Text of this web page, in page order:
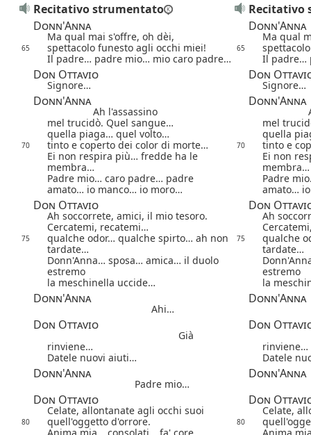
Recitativo strumentato
Recitativo
Donn'Anna
Donn'Anna
Ma qual mai s'offre, oh dèi, Ma qual
65 spettacolo funesto agli occhi miei! 65
Il padre… padre mio… mio caro padre…
Il padre…
Don Ottavio Don
Signore… Signore…
Donn'Anna Donn'Anna
Ah l'assassino
mel trucidò. Quel sangue…
mel
quella piaga… quel volto…
quella
70 tinto e coperto dei color di morte… 70
tinto e
Ei non respira più… fredde ha le
membra…
Ei non
membra…
Padre mio… caro padre… padre
amato… io manco… io moro…
Padre
amato…
Don Ottavio Don
Ah soccorrete, amici, il mio tesoro.
Ah
Cercatemi, recatemi…
75
qualche odor… qualche spirto… ah non
tardate…
75
qualche
tardate…
Donn'Anna… sposa… amica… il duolo
estremo
estremo
la meschinella uccide…
la
Donn'Anna Donn'Anna
Ahi…
Don Ottavio Don
Già
rinviene…
rinviene…
Datele nuovi aiuti…
Datele
Donn'Anna Donn'Anna
Padre mio…
Don Ottavio Don
Celate, allontanate agli occhi suoi Celate,
80 quell'oggetto d'orrore. 80
Anima mia… consolati… fa' core…
Anima